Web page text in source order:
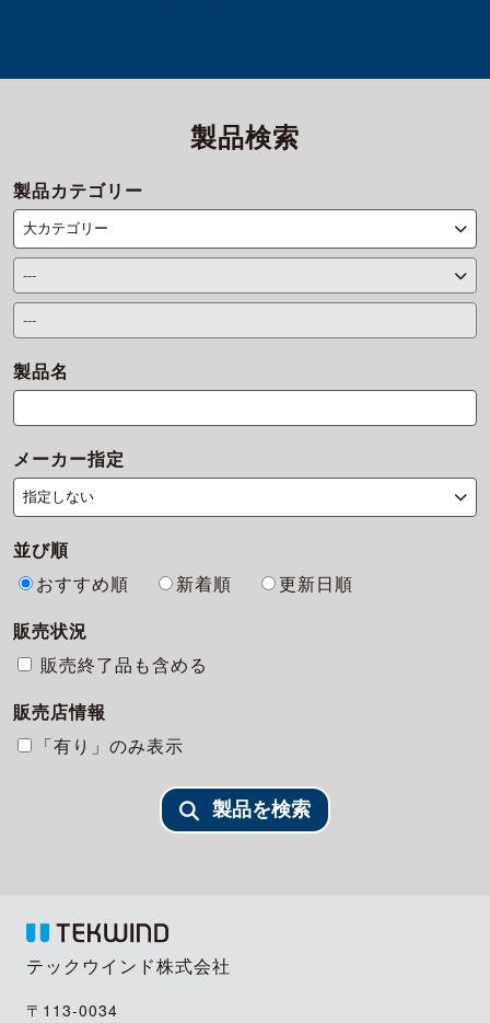
製品検索
製品カテゴリー
製品名
メーカー指定
並び順
おすすめ順
新着順
更新日順
販売状況
販売終了品も含める
販売店情報
「有り」のみ表示
製品を検索
テックウインド株式会社
〒113-0034